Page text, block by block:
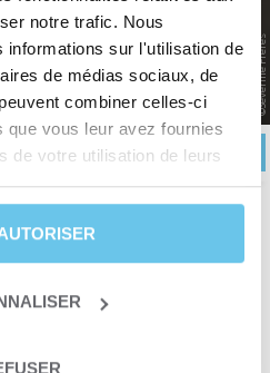
notre trafic. Nous
informations sur l'utilisation de
de médias sociaux, de
combiner celles-ci
vous leur avez fournies
de votre utilisation de leurs
à vélo ©Severine Freres
>France > Bretagne>De Saint-Malo aux
Infos pratiques RÉSERVER
Du 01 avril au 31 octobre